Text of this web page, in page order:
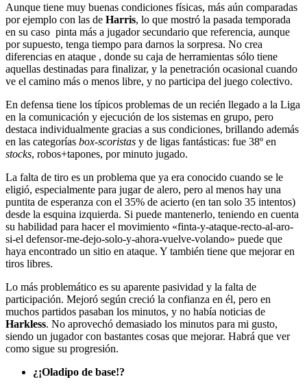
Aunque tiene muy buenas condiciones físicas, más aún comparadas
por ejemplo con las de Harris, lo que mostró la pasada temporada
en su caso pinta más a jugador secundario que referencia, aunque
por supuesto, tenga tiempo para darnos la sorpresa. No crea
diferencias en ataque , donde su caja de herramientas sólo tiene
aquellas destinadas para finalizar, y la penetración ocasional cuando
ve el camino más o menos libre, y no participa del juego colectivo.
En defensa tiene los típicos problemas de un recién llegado a la Liga
en la comunicación y ejecución de los sistemas en grupo, pero
destaca individualmente gracias a sus condiciones, brillando además
en las categorías box-scoristas y de ligas fantásticas: fue 38º en
stocks, robos+tapones, por minuto jugado.
La falta de tiro es un problema que ya era conocido cuando se le
eligió, especialmente para jugar de alero, pero al menos hay una
puntita de esperanza con el 35% de acierto (en tan solo 35 intentos)
desde la esquina izquierda. Si puede mantenerlo, teniendo en cuenta
su habilidad para hacer el movimiento «finta-y-ataque-recto-al-aro-
si-el defensor-me-dejo-solo-y-ahora-vuelve-volando» puede que
haya encontrado un sitio en ataque. Y también tiene que mejorar en
tiros libres.
Lo más problemático es su aparente pasividad y la falta de
participación. Mejoró según creció la confianza en él, pero en
muchos partidos pasaban los minutos, y no había noticias de
Harkless. No aprovechó demasiado los minutos para mi gusto,
siendo un jugador con bastantes cosas que mejorar. Habrá que ver
como sigue su progresión.
¿¡Oladipo de base!?